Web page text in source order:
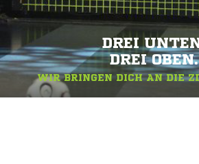
DREI
DREI OBEN.
WIR BRINGEN DICH AN DIE